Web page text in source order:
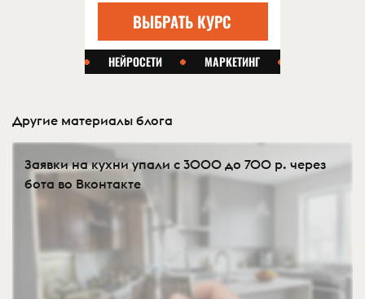
Другие материалы блога
Заявки на кухни упали с 3000 до 700 р. через
бота во Вконтакте